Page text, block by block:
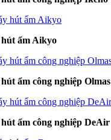
ẩm Aikyo
ẩm công nghiệp Olmas
ẩm công nghiệp DeAir